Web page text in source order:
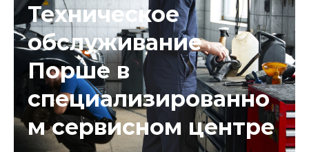
Техническое
обслуживание
Порше в
специализированно
м сервисном центре